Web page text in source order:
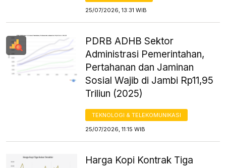
25/07/2026, 13:31 WIB
PDRB ADHB Sektor
Administrasi Pemerintahan,
Pertahanan dan Jaminan
Sosial Wajib di Jambi Rp11,95
Triliun (2025)
TEKNOLOGI & TELEKOMUNIKASI
25/07/2026, 11:15 WIB
Harga Kopi Kontrak Tiga